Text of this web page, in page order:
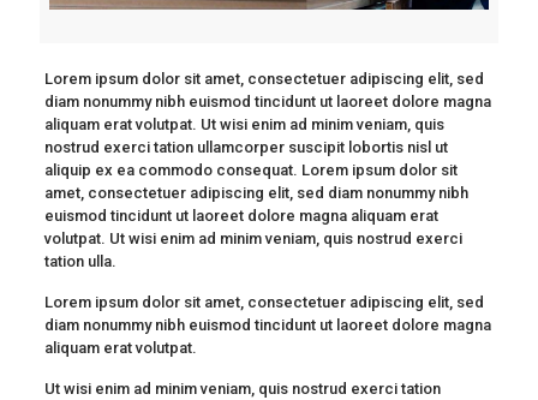
Lorem ipsum dolor sit amet, consectetuer adipiscing elit, sed
diam nonummy nibh euismod tincidunt ut laoreet dolore magna
aliquam erat volutpat. Ut wisi enim ad minim veniam, quis
nostrud exerci tation ullamcorper suscipit lobortis nisl ut
aliquip ex ea commodo consequat. Lorem ipsum dolor sit
amet, consectetuer adipiscing elit, sed diam nonummy nibh
euismod tincidunt ut laoreet dolore magna aliquam erat
volutpat. Ut wisi enim ad minim veniam, quis nostrud exerci
tation ulla.
Lorem ipsum dolor sit amet, consectetuer adipiscing elit, sed
diam nonummy nibh euismod tincidunt ut laoreet dolore magna
aliquam erat volutpat.
Ut wisi enim ad minim veniam, quis nostrud exerci tation